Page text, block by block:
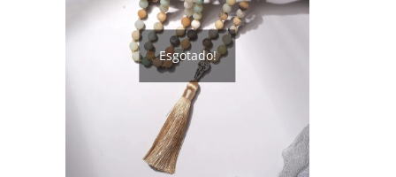
Esgotado!